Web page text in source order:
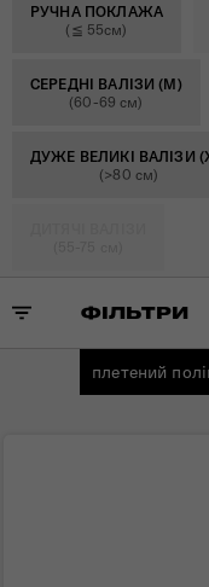
РУЧНА ПОКЛАЖА
(≦ 55см)
СЕРЕДНІ ВАЛІЗИ (M)
(60-69 см)
ДУЖЕ ВЕЛИКІ ВАЛІЗИ
(>80 см)
ФІЛЬТРИ
плетений